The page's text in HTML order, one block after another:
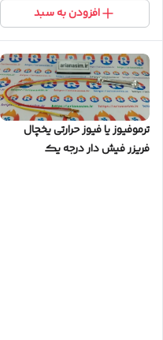
افزودن به سبد
ترموفیوز یا فیوز حرارتی یخچال
فریزر فیش دار درجه یک